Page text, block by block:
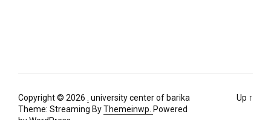
Copyright © 2026
university center of barika
Theme: Streaming ByThemeinwp. Powered
Up ↑